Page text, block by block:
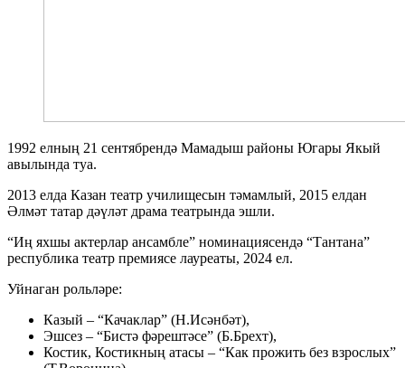
1992 елның 21 сентябрендә Мамадыш районы Югары Якый
авылында туа.
2013 елда Казан театр училищесын тәмамлый, 2015 елдан
Әлмәт татар дәүләт драма театрында эшли.
“Иң яхшы актерлар ансамбле” номинациясендә “Тантана”
республика театр премиясе лауреаты, 2024 ел.
Уйнаган рольләре:
Казый – “Качаклар” (Н.Исәнбәт),
Эшсез – “Бистә фәрештәсе” (Б.Брехт),
Костик, Костикның атасы – “Как прожить без взрослых”